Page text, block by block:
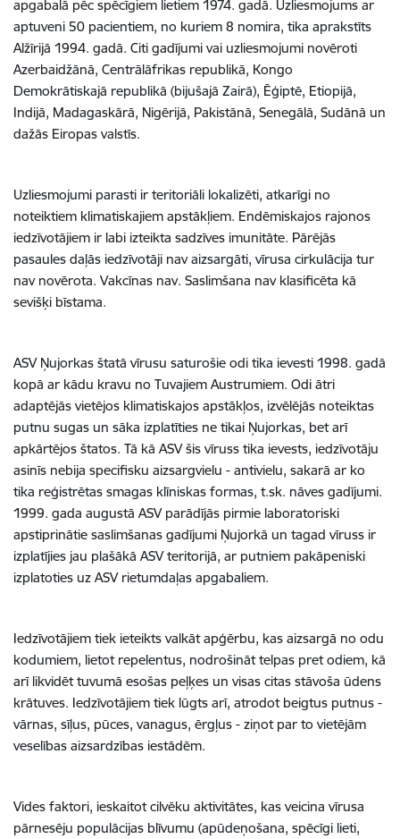
apgabalā pēc spēcīgiem lietiem 1974. gadā. Uzliesmojums ar
aptuveni 50 pacientiem, no kuriem 8 nomira, tika aprakstīts
Alžīrijā 1994. gadā. Citi gadījumi vai uzliesmojumi novēroti
Azerbaidžānā, Centrālāfrikas republikā, Kongo
Demokrātiskajā republikā (bijušajā Zairā), Ēģiptē, Etiopijā,
Indijā, Madagaskārā, Nigērijā, Pakistānā, Senegālā, Sudānā un
dažās Eiropas valstīs.
Uzliesmojumi parasti ir teritoriāli lokalizēti, atkarīgi no
noteiktiem klimatiskajiem apstākļiem. Endēmiskajos rajonos
iedzīvotājiem ir labi izteikta sadzīves imunitāte. Pārējās
pasaules daļās iedzīvotāji nav aizsargāti, vīrusa cirkulācija tur
nav novērota. Vakcīnas nav. Saslimšana nav klasificēta kā
sevišķi bīstama.
ASV Ņujorkas štatā vīrusu saturošie odi tika ievesti 1998. gadā
kopā ar kādu kravu no Tuvajiem Austrumiem. Odi ātri
adaptējās vietējos klimatiskajos apstākļos, izvēlējās noteiktas
putnu sugas un sāka izplatīties ne tikai Ņujorkas, bet arī
apkārtējos štatos. Tā kā ASV šis vīruss tika ievests, iedzīvotāju
asinīs nebija specifisku aizsargvielu - antivielu, sakarā ar ko
tika reģistrētas smagas klīniskas formas, t.sk. nāves gadījumi.
1999. gada augustā ASV parādījās pirmie laboratoriski
apstiprinātie saslimšanas gadījumi Ņujorkā un tagad vīruss ir
izplatījies jau plašākā ASV teritorijā, ar putniem pakāpeniski
izplatoties uz ASV rietumdaļas apgabaliem.
Iedzīvotājiem tiek ieteikts valkāt apģērbu, kas aizsargā no odu
kodumiem, lietot repelentus, nodrošināt telpas pret odiem, kā
arī likvidēt tuvumā esošas peļķes un visas citas stāvoša ūdens
krātuves. Iedzīvotājiem tiek lūgts arī, atrodot beigtus putnus -
vārnas, sīļus, pūces, vanagus, ērgļus - ziņot par to vietējām
veselības aizsardzības iestādēm.
Vides faktori, ieskaitot cilvēku aktivitātes, kas veicina vīrusa
pārnesēju populācijas blīvumu (apūdeņošana, spēcīgi lieti,